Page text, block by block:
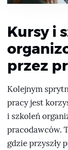
Kursy i
przez
Kolejnym
pracy jest
i szkoleń
pracodawców.
gdzie przyszły